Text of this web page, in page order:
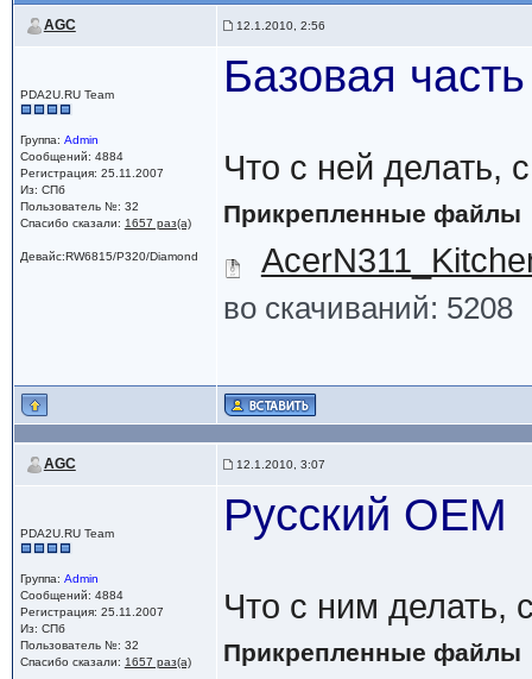
AGC 12.1.2010, 2:56
PDA2U.RU Team
Группа: Admin
Сообщений: 4884
Регистрация: 25.11.2007
Из: СПб
Пользователь №: 32
Спасибо сказали: 1657 раз(а)
Девайс:RW6815/P320/Diamond
Базовая
Что с ней делать,
Прикрепленные файлы
во скачиваний: 5208
AGC 12.1.2010, 3:07
PDA2U.RU Team
Группа: Admin
Сообщений: 4884
Регистрация: 25.11.2007
Из: СПб
Пользователь №: 32
Спасибо сказали: 1657 раз(а)
Русский OEM
Что с ним делать,
Прикрепленные файлы